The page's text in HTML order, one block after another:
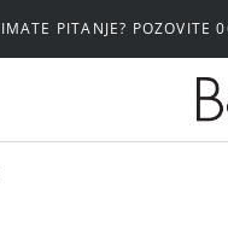
IMATE PITANJE?